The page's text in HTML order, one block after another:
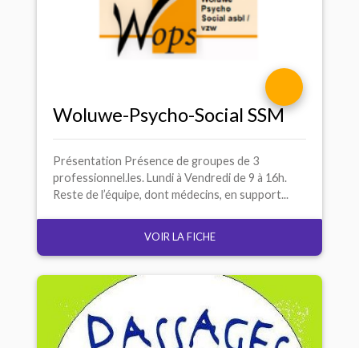
Woluwe-Psycho-Social SSM
Présentation Présence de groupes de 3
professionnel.les. Lundi à Vendredi de 9 à 16h.
Reste de l’équipe, dont médecins, en support...
VOIR LA FICHE